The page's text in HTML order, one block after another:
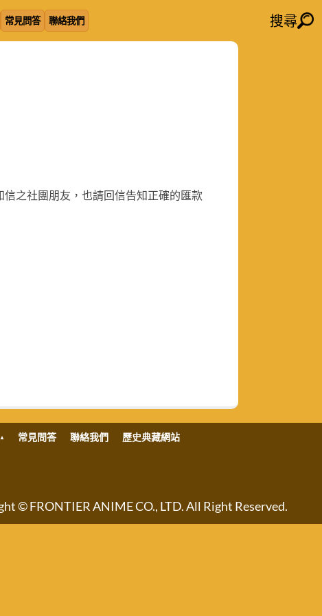
常見問答 聯絡我們 搜尋
之社團朋友，也請回信告知正確的匯款
常見問答 聯絡我們 歷史典藏網站
© FRONTIER ANIME CO., LTD. All Right Reserved.